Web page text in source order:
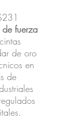
fuerza
de oro
en
de